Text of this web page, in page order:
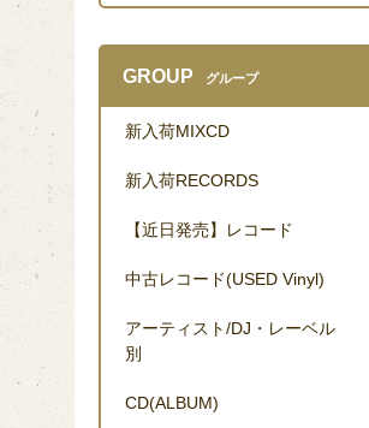
GROUP グループ
新入荷MIXCD
新入荷RECORDS
【近日発売】レコード
中古レコード(USED Vinyl)
アーティスト/DJ・レーベル
別
CD(ALBUM)